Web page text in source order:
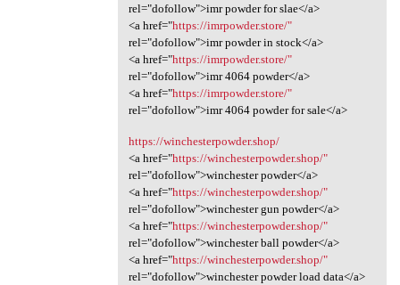
rel="dofollow">imr powder for slae</a>
<a href="https://imrpowder.store/"
rel="dofollow">imr powder in stock</a>
<a href="https://imrpowder.store/"
rel="dofollow">imr 4064 powder</a>
<a href="https://imrpowder.store/"
rel="dofollow">imr 4064 powder for sale</a>
https://winchesterpowder.shop/
<a href="https://winchesterpowder.shop/"
rel="dofollow">winchester powder</a>
<a href="https://winchesterpowder.shop/"
rel="dofollow">winchester gun powder</a>
<a href="https://winchesterpowder.shop/"
rel="dofollow">winchester ball powder</a>
<a href="https://winchesterpowder.shop/"
rel="dofollow">winchester powder load data</a>